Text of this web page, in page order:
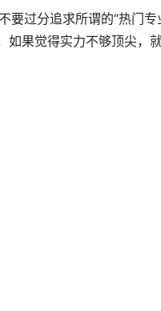
过分追求所谓的“热门专
果觉得实力不够顶尖，